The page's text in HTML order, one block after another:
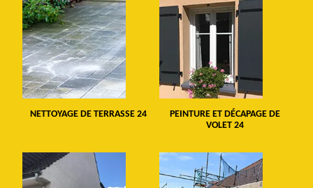
NETTOYAGE DE TERRASSE 24
PEINTURE ET DÉCAPAGE DE
VOLET 24